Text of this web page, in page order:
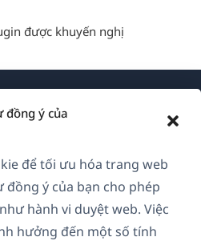
đồng ý của
để tối ưu hóa trang web
đồng ý của bạn cho phép
hành vi duyệt web. Việc
hưởng đến một số tính
được khuyến nghị
sách Bảo mật
ngũ của chúng tôi(mở